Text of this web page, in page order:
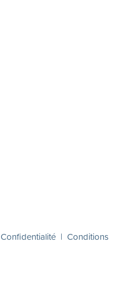
Confidentialité | Conditions